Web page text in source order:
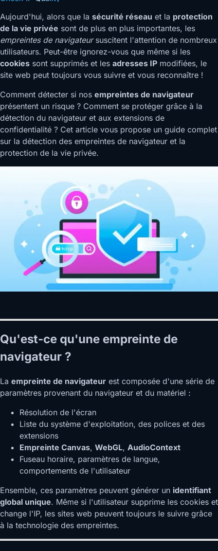
Aujourd'hui, alors que la sécurité réseau et la protection
de la vie privée sont de plus en plus importantes, les
empreintes de navigateursuscitent l'attention de nombreux
utilisateurs. Peut-être ignorez-vous que même si les
cookies sont supprimés et les adresses IP modifiées, le
site web peut toujours vous suivre et vous reconnaître !
Comment détecter si nos empreintes de navigateur
présentent un risque ? Comment se protéger grâce à la
détection du navigateur et aux extensions de
confidentialité ? Cet article vous propose un guide complet
sur la détection des empreintes de navigateur et la
protection de la vie privée.
Qu'est-ce qu'une empreinte de
navigateur ?
La empreinte de navigateur est composée d'une série de
paramètres provenant du navigateur et du matériel :
Résolution de l'écran
Liste du système d'exploitation, des polices et des
extensions
Empreinte Canvas, WebGL, AudioContext
Fuseau horaire, paramètres de langue,
comportements de l'utilisateur
Ensemble, ces paramètres peuvent générer un identifiant
global unique. Même si l'utilisateur supprime les cookies et
change l'IP, les sites web peuvent toujours le suivre grâce
à la technologie des empreintes.